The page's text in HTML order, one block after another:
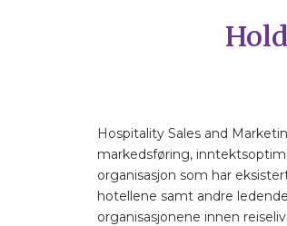
Hospitality Sales and
markedsføring,
organisasjon som har
hotellene samt andre
organisasjonene innen